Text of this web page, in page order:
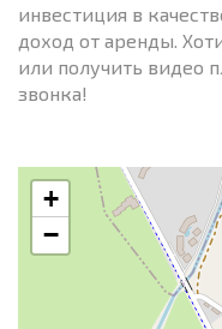
инвестиция в
доход от аренды.
или получить видео
звонка!
+
−